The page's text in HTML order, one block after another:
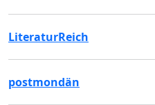
LiteraturReich
postmondän